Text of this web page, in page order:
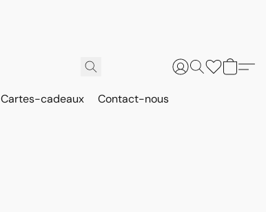
Cartes-cadeaux Contact-nous